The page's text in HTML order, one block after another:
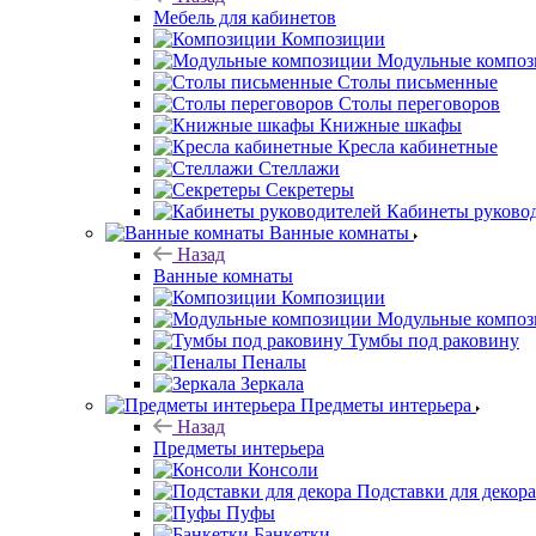
Мебель для кабинетов
Композиции
Модульные
Столы письменные
Столы переговоров
Книжные шкафы
Кресла кабинетные
Стеллажи
Секретеры
Кабинеты
Ванные комнаты
Назад
Ванные комнаты
Композиции
Модульные
Тумбы под раковину
Пеналы
Зеркала
Предметы интерьера
Назад
Предметы интерьера
Консоли
Подставки для декора
Пуфы